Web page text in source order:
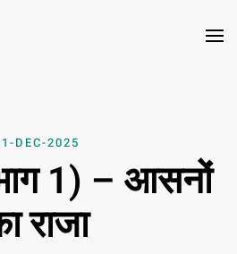
DEC-2025
1) – आसनों
राजा